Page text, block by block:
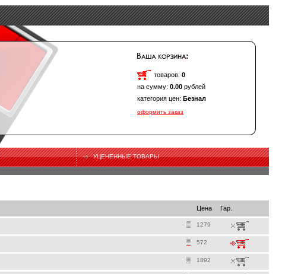
товаров: 0
на сумму: 0.00рублей
категория цен: Безнал
оформить заказ
УЦЕНЕННЫЕ ТОВАРЫ
Цена Гар.
1279
572
1892